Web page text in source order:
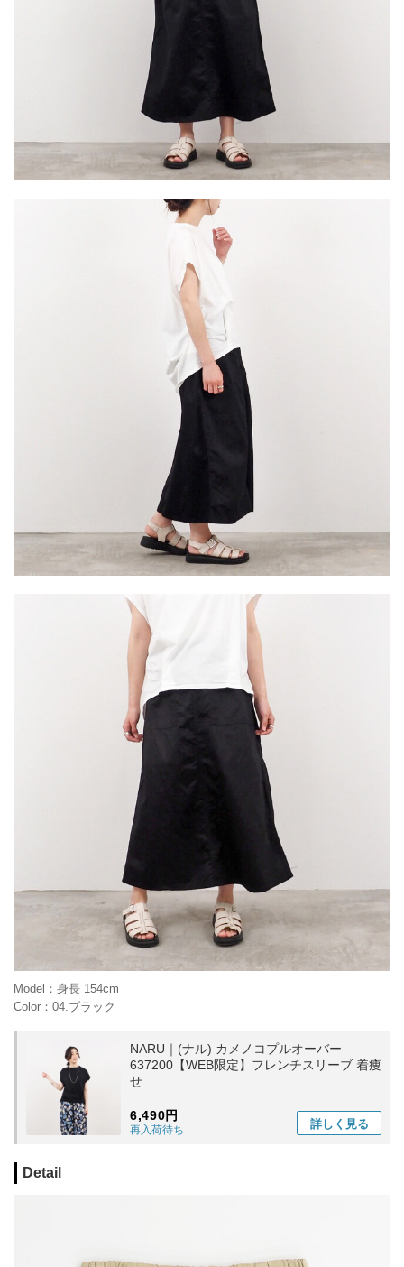
Model：身長 154cm
Color：04.ブラック
NARU｜(ナル) カメノコプルオーバー
637200【WEB限定】フレンチスリーブ 着痩
せ
6,490円
再入荷待ち 詳しく 見る
Detail